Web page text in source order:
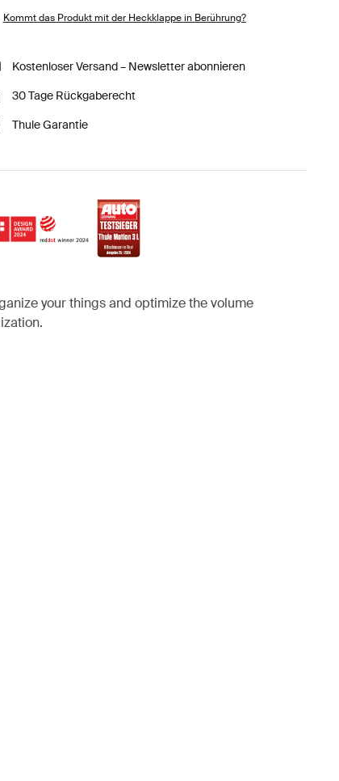
Kommt das Produkt mit der Heckklappe in Berührung?
Kostenloser Versand – Newsletter abonnieren
30 Tage Rückgaberecht
Thule Garantie
your things and optimize the volume